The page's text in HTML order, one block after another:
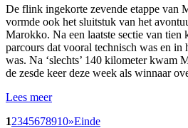
De flink ingekorte zevende etappe van
vormde ook het sluitstuk van het
Marokko. Na een laatste sectie van tien
parcours dat vooral technisch was en in
was. Na ‘slechts’ 140 kilometer kwam
de zesde keer deze week als winnaar
Lees meer
12345678910»Einde